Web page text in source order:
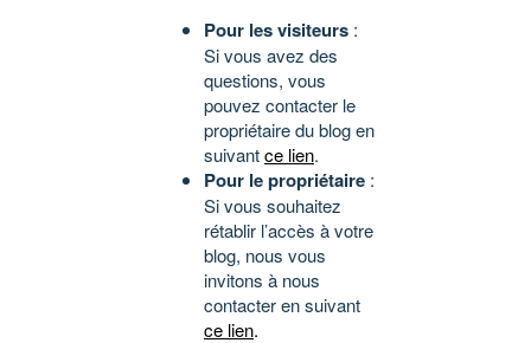
Pour les visiteurs :
Si vous avez des
questions, vous
pouvez contacter le
propriétaire du blog en
suivantce lien.
Pour le propriétaire :
Si vous souhaitez
rétablir l’accès à votre
blog, nous vous
invitons à nous
contacter en suivant
ce lien.